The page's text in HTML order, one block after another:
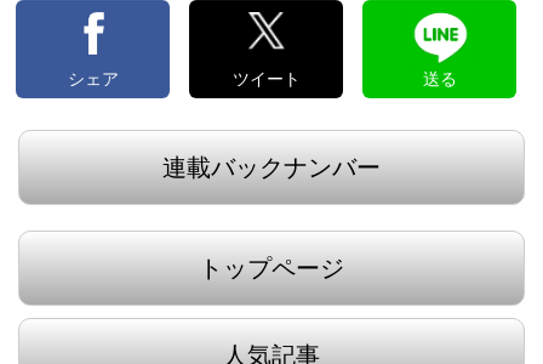
シェア ツイート 送る
連載バックナンバー
トップページ
人気記事